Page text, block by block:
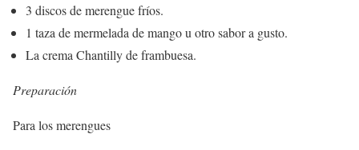
3 discos de merengue fríos.
1 taza de mermelada de mango u otro sabor a gusto.
La crema Chantilly de frambuesa.
Preparación
Para los merengues